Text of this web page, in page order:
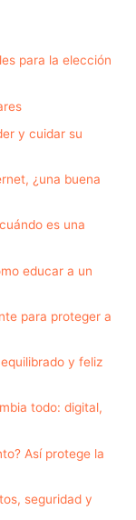
para la elección
y cuidar su
¿una buena
es una
educar a un
para proteger a
y feliz
todo: digital,
Así protege la
seguridad y